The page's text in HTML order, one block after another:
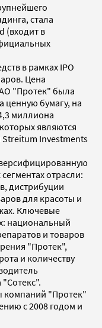
стала
(входит в
в рамках IPO
Цена
"Протек" была
ценную бумагу, на
миллиона
являются
Investments
отрасли:
дистрибуции
для красоты и
Ключевые
национальный
и товаров
"Протек",
и количеству
компаний "Протек"
с 2008 годом и